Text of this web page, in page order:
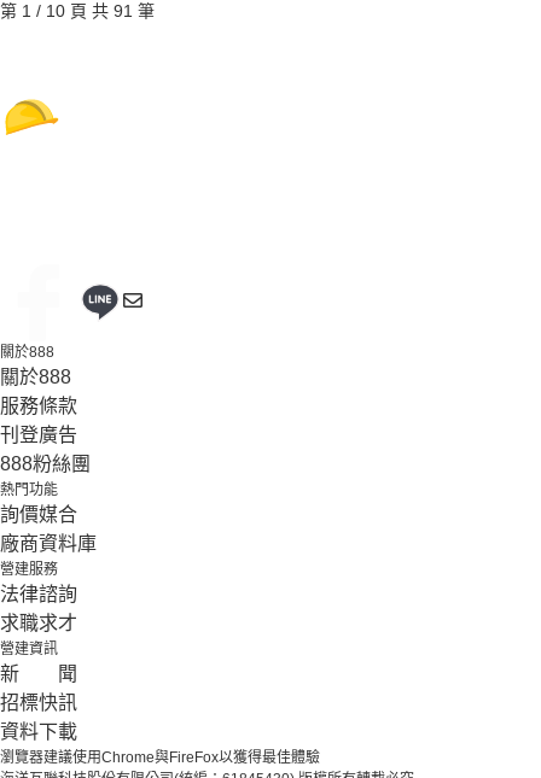
第 1 / 10 頁 共 91 筆
關於888
關於888
服務條款
刊登廣告
888粉絲團
熱門功能
詢價媒合
廠商資料庫
營建服務
法律諮詢
求職求才
營建資訊
新 聞
招標快訊
資料下載
瀏覽器建議使用Chrome與FireFox以獲得最佳體驗